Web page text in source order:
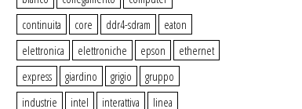
continuita
core ddr4-sdram
eaton
elettronica
elettroniche epson
ethernet
express
giardino grigio
gruppo
industrie
intel interattiva linea